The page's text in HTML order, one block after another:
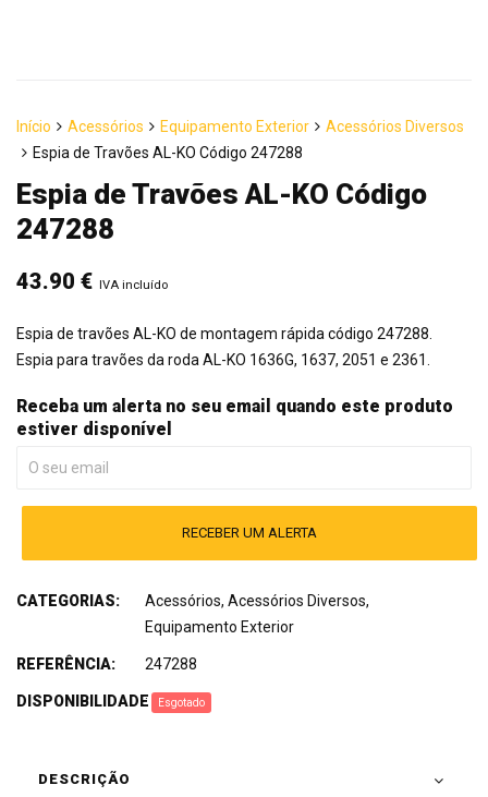
Início Acessórios Equipamento Exterior
Acessórios Diversos
Espia de Travões AL-KO Código 247288
Espia de Travões AL-KO Código
247288
43.90 € IVA incluído
Espia de travões AL-KO de montagem rápida código 247288.
Espia para travões da roda AL-KO 1636G, 1637, 2051 e 2361.
Receba um alerta no seu email quando este produto
estiver disponível
RECEBER UM ALERTA
CATEGORIAS: Acessórios, Acessórios Diversos,
Equipamento Exterior
REFERÊNCIA: 247288
DISPONIBILIDADE: Esgotado
DESCRIÇÃO